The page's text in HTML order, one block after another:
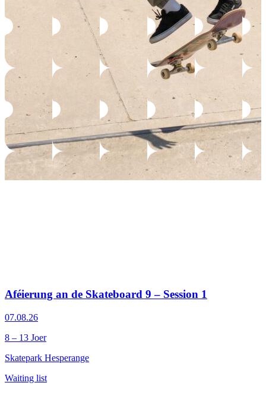
Aféierung an de Skateboard 9 – Session 1
07.08.26
8 – 13 Joer
Skatepark Hesperange
Waiting list